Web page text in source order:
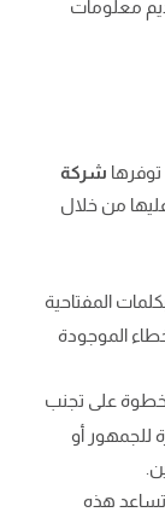
معلومات
توفرها شركة
من خلال
المفتاحية
الموجودة
على تجنب
للجمهور أو
هذه